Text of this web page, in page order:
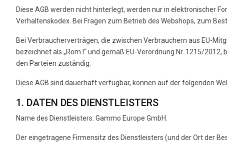
Diese AGB werden nicht hinterlegt, werden nur in elektronischer
Verhaltenskodex. Bei Fragen zum Betrieb des Webshops, zum
Bei Verbraucherverträgen, die zwischen Verbrauchern aus EU-
bezeichnet als „Rom I“ und gemäß EU-Verordnung Nr. 1215/
den Parteien zuständig.
Diese AGB sind dauerhaft verfügbar, können auf der folgenden
1. DATEN DES DIENSTLEISTERS
Name des Dienstleisters: Gammo Europe GmbH.
Der eingetragene Firmensitz des Dienstleisters (und der Ort der